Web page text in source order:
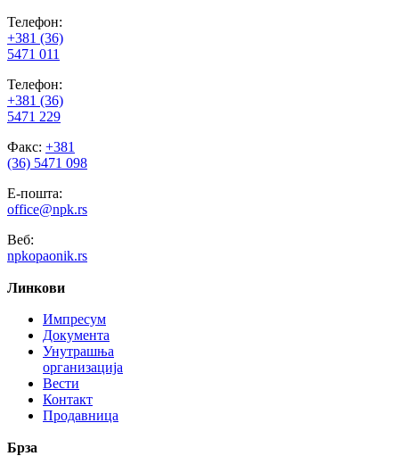
Телефон:
+381 (36)
5471 011
Телефон:
+381 (36)
5471 229
Факс: +381
(36) 5471 098
Е-пошта:
office@npk.rs
Веб:
npkopaonik.rs
Линкови
Импресум
Документа
Унутрашња
организација
Вести
Контакт
Продавница
Брза